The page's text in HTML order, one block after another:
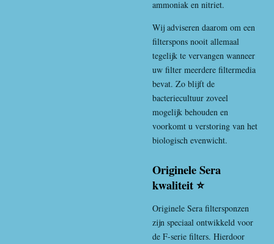
ammoniak en nitriet.
Wij adviseren daarom om een
filterspons nooit allemaal
tegelijk te vervangen wanneer
uw filter meerdere filtermedia
bevat. Zo blijft de
bacteriecultuur zoveel
mogelijk behouden en
voorkomt u verstoring van het
biologisch evenwicht.
Originele Sera
kwaliteit ⭐
Originele Sera filtersponzen
zijn speciaal ontwikkeld voor
de F-serie filters. Hierdoor